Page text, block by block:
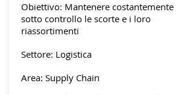
Obiettivo: Mantenere costantemente
sotto controllo le scorte e i loro
riassortimenti
Settore: Logistica
Area: Supply Chain